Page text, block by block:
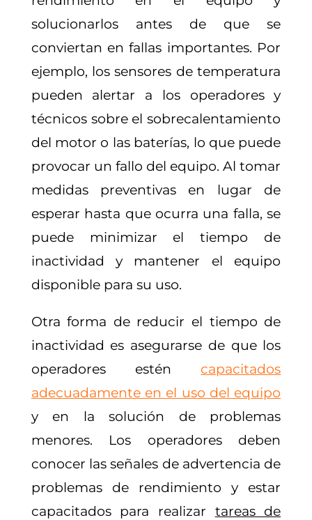
solucionarlos antes de que se
conviertan en fallas importantes. Por
ejemplo, los sensores de temperatura
pueden alertar a los operadores y
técnicos sobre el sobrecalentamiento
del motor o las baterías, lo que puede
provocar un fallo del equipo. Al tomar
medidas preventivas en lugar de
esperar hasta que ocurra una falla, se
puede minimizar el tiempo de
inactividad y mantener el equipo
disponible para su uso.
Otra forma de reducir el tiempo de
inactividad es asegurarse de que los
operadores estén capacitados
adecuadamente en el uso del equipo
y en la solución de problemas
menores. Los operadores deben
conocer las señales de advertencia de
problemas de rendimiento y estar
capacitados para realizar tareas de